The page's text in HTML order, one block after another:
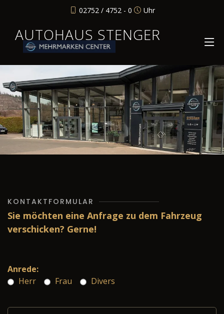
02752 / 4752 - 0 Uhr
AUTOHAUS STENGER
KONTAKTFORMULAR
Sie möchten eine Anfrage zu dem Fahrzeug
verschicken? Gerne!
Anrede:
Herr
Frau Divers